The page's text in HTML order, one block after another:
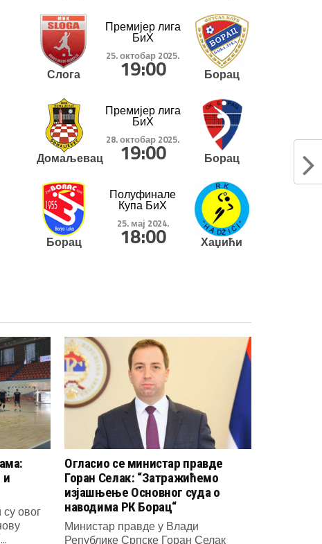
Слога
Премијер лига
БиХ
25. октобар 2025.
19:00 Борац
Домаљевац
Премијер лига
БиХ
28. октобар 2025.
19:00 Борац
Борац
Полуфинале
Купа БиХ
25. мај 2024.
18:00 Хаџићи
и
овог
Огласио се министар правде
Горан Селак: “Затражићемо
изјашњење Основног суда о
наводима РК Борац“
Министар правде у Влади
Републике Српске Горан Селак